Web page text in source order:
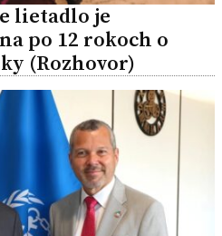
lietadlo je
po 12 rokoch o
(Rozhovor)